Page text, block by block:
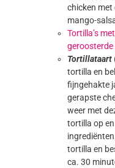
chicken met
mango-
Tortilla’s
geroosterde
Tortillataart
tortilla en
fijngehakte
gerapste
weer met
tortilla op
tortilla en
ca. 30